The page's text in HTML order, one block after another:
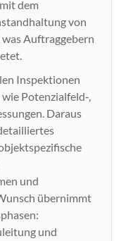
dem
von
Auftraggebern
Inspektionen
Potenzialfeld‑,
Daraus
und
übernimmt
und